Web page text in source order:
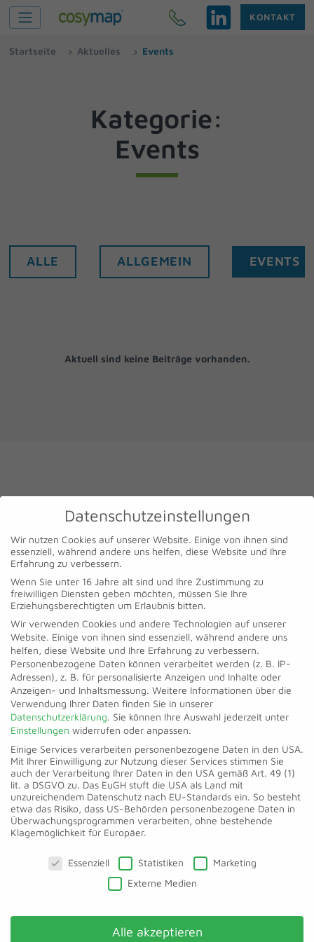
KONTAKT
Startseite Aktuelles Events
Kategorie:
Events
ALLE ALLGEMEIN EVENTS
Aktuell sind keine Beiträge vorhanden.
Unternehmen, die cosymap
vertrauen
ALLE REFERENZEN ANSEHEN
cosymap Leitungsauskunft GmbH
Datenschutzeinstellungen
Wir nutzen Cookies auf unserer Website. Einige von ihnen sind
essenziell, während andere uns helfen, diese Website und Ihre
Erfahrung zu verbessern.
Wenn Sie unter 16 Jahre alt sind und Ihre Zustimmung zu
freiwilligen Diensten geben möchten, müssen Sie Ihre
Erziehungsberechtigten um Erlaubnis bitten.
Wir verwenden Cookies und andere Technologien auf unserer
Website. Einige von ihnen sind essenziell, während andere uns
helfen, diese Website und Ihre Erfahrung zu verbessern.
Personenbezogene Daten können verarbeitet werden (z. B. IP-
Adressen), z. B. für personalisierte Anzeigen und Inhalte oder
Anzeigen- und Inhaltsmessung. Weitere Informationen über die
Verwendung Ihrer Daten finden Sie in unserer
Datenschutzerklärung. Sie können Ihre Auswahl jederzeit unter
Einstellungen widerrufen oder anpassen.
Einige Services verarbeiten personenbezogene Daten in den USA.
Mit Ihrer Einwilligung zur Nutzung dieser Services stimmen Sie
auch der Verarbeitung Ihrer Daten in den USA gemäß Art. 49 (1)
lit. a DSGVO zu. Das EuGH stuft die USA als Land mit
unzureichendem Datenschutz nach EU-Standards ein. So besteht
etwa das Risiko, dass US-Behörden personenbezogene Daten in
Überwachungsprogrammen verarbeiten, ohne bestehende
Klagemöglichkeit für Europäer.
Essenziell
Statistiken
Marketing
Externe Medien
Alle akzeptieren